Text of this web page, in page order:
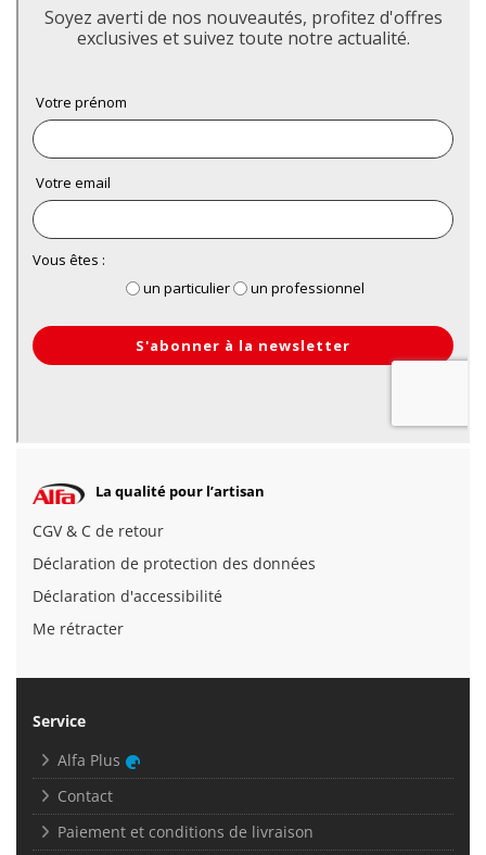
La qualité pour l’artisan
CGV & C de retour
Déclaration de protection des données
Déclaration d'accessibilité
Me rétracter
Service
Alfa Plus
Contact
Paiement et conditions de livraison